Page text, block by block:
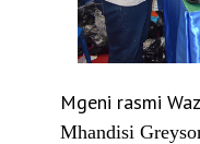
Mgeni rasmi
Mhandisi